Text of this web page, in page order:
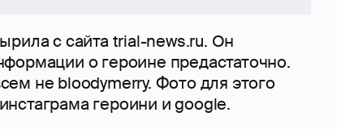
с сайта trial-news.ru. Он
о героине предастаточно.
не bloodymerry. Фото для этого
героини и google.